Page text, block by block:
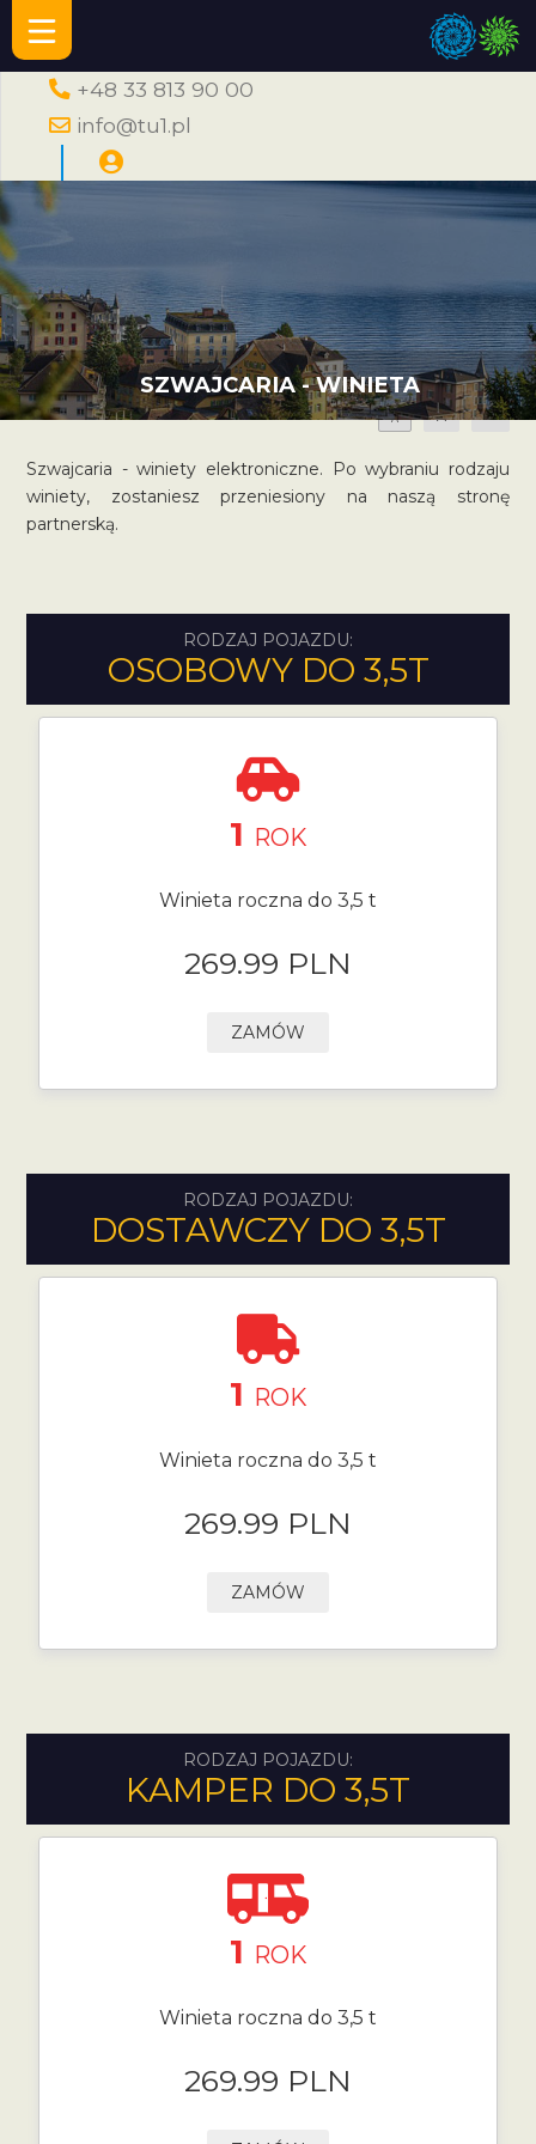
+48 33 813 90 00
info@tu1.pl
SZWAJCARIA - WINIETA
A A A
Szwajcaria - winiety elektroniczne. Po wybraniu rodzaju
winiety, zostaniesz przeniesiony na naszą stronę
partnerską.
RODZAJ POJAZDU:
OSOBOWY DO 3,5T
1 ROK
Winieta roczna do 3,5 t
269.99 PLN
ZAMÓW
RODZAJ POJAZDU:
DOSTAWCZY DO 3,5T
1 ROK
Winieta roczna do 3,5 t
269.99 PLN
ZAMÓW
RODZAJ POJAZDU:
KAMPER DO 3,5T
1 ROK
Winieta roczna do 3,5 t
269.99 PLN